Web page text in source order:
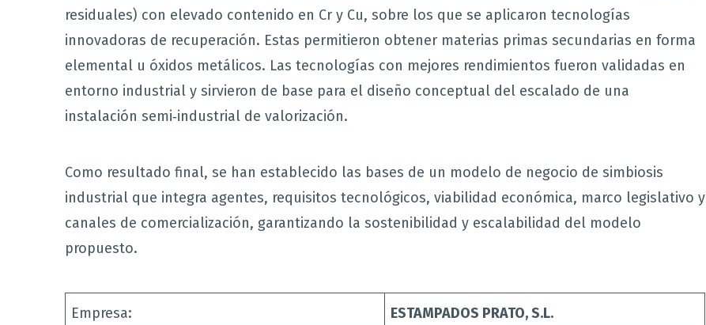
residuales) con elevado contenido en Cr y Cu, sobre los que se aplicaron tecnologías
innovadoras de recuperación. Estas permitieron obtener materias primas secundarias en forma
elemental u óxidos metálicos. Las tecnologías con mejores rendimientos fueron validadas en
entorno industrial y sirvieron de base para el diseño conceptual del escalado de una
instalación semi‑industrial de valorización.
Como resultado final, se han establecido las bases de un modelo de negocio de simbiosis
industrial que integra agentes, requisitos tecnológicos, viabilidad económica, marco legislativo y
canales de comercialización, garantizando la sostenibilidad y escalabilidad del modelo
propuesto.
Empresa: ESTAMPADOS PRATO, S.L.